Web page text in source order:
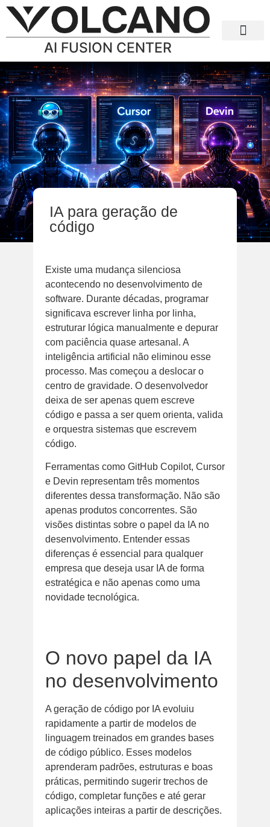
AI FUSION CENTER
IA para geração de
código
Existe uma mudança silenciosa
acontecendo no desenvolvimento de
software. Durante décadas, programar
significava escrever linha por linha,
estruturar lógica manualmente e depurar
com paciência quase artesanal. A
inteligência artificial não eliminou esse
processo. Mas começou a deslocar o
centro de gravidade. O desenvolvedor
deixa de ser apenas quem escreve
código e passa a ser quem orienta, valida
e orquestra sistemas que escrevem
código.
Ferramentas como GitHub Copilot, Cursor
e Devin representam três momentos
diferentes dessa transformação. Não são
apenas produtos concorrentes. São
visões distintas sobre o papel da IA no
desenvolvimento. Entender essas
diferenças é essencial para qualquer
empresa que deseja usar IA de forma
estratégica e não apenas como uma
novidade tecnológica.
O novo papel da IA
no desenvolvimento
A geração de código por IA evoluiu
rapidamente a partir de modelos de
linguagem treinados em grandes bases
de código público. Esses modelos
aprenderam padrões, estruturas e boas
práticas, permitindo sugerir trechos de
código, completar funções e até gerar
aplicações inteiras a partir de descrições.